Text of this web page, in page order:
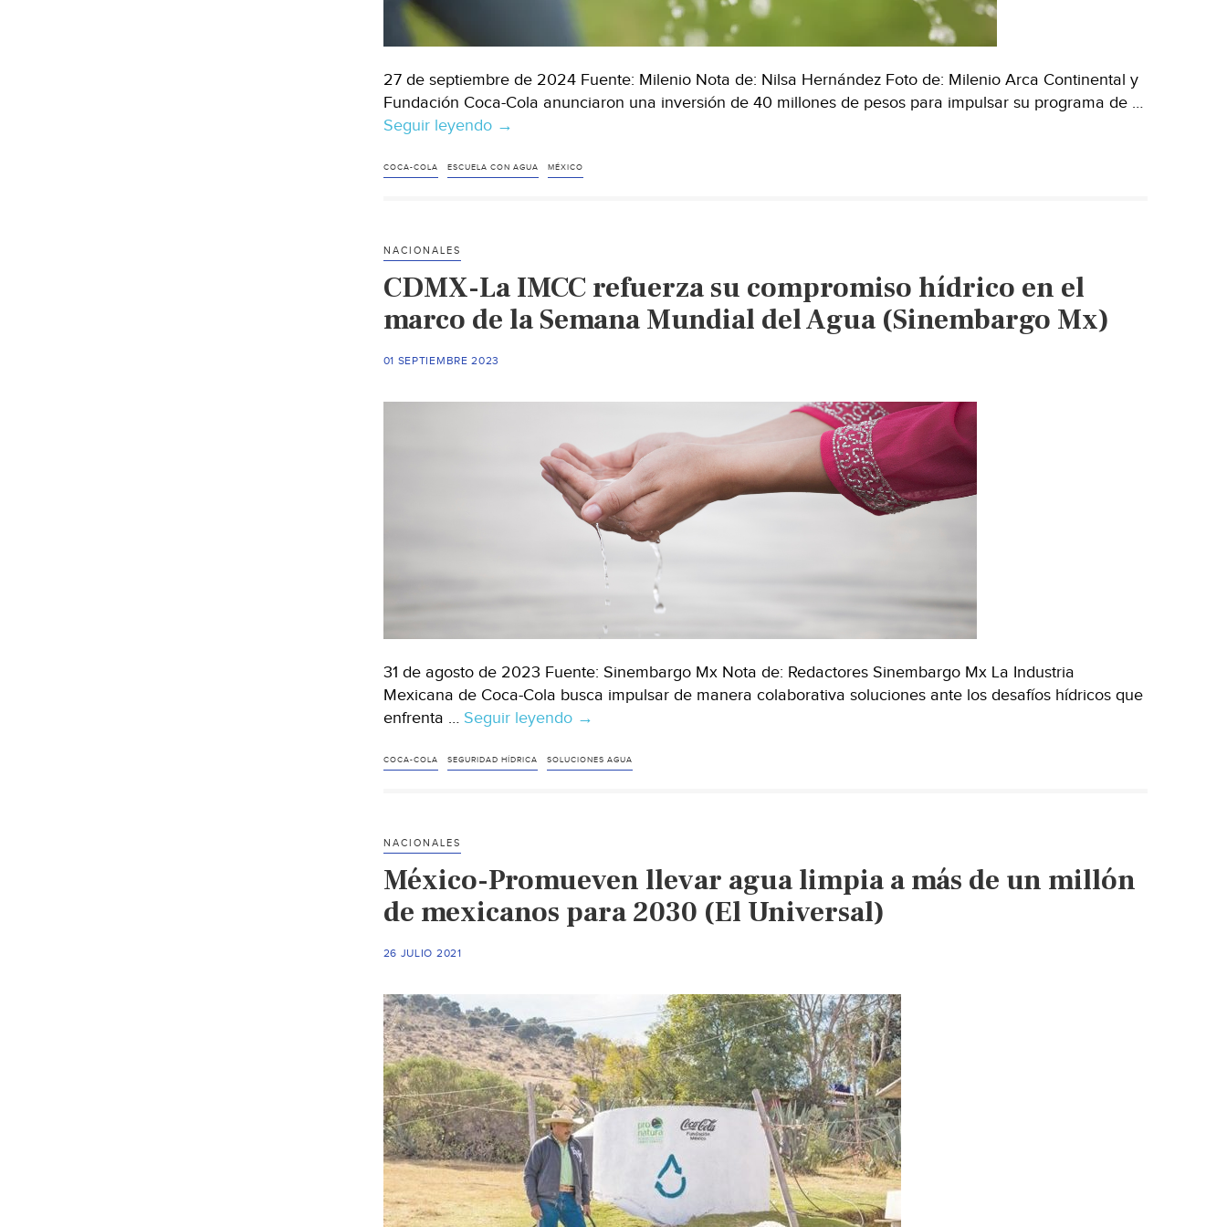
27 de septiembre de 2024 Fuente: Milenio Nota de: Nilsa Hernández Foto de: Milenio Arca Continental y
Fundación Coca-Cola anunciaron una inversión de 40 millones de pesos para impulsar su programa de …
Seguir leyendo México
Arca
México
invertirán
40
mdp
sistema
captación
→
COCA-COLA ESCUELA CON AGUA MÉXICO
NACIONALES
CDMX-La IMCC refuerza su compromiso hídrico en el
marco de la Semana Mundial del Agua (Sinembargo Mx)
01 SEPTIEMBRE 2023
31 de agosto de 2023 Fuente: Sinembargo Mx Nota de: Redactores Sinembargo Mx La Industria
Mexicana de Coca-Cola busca impulsar de manera colaborativa soluciones ante los desafíos hídricos que
enfrenta … Seguir leyendo CDMX-
IMCC
en
marco
Mundial
del
Agua
(Sinembargo
Mx)
→
COCA-COLA SEGURIDAD HÍDRICA SOLUCIONES AGUA
NACIONALES
México-Promueven llevar agua limpia a más de un millón
de mexicanos para 2030 (El Universal)
26 JULIO 2021